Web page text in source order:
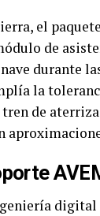
el
de
durante
la
de